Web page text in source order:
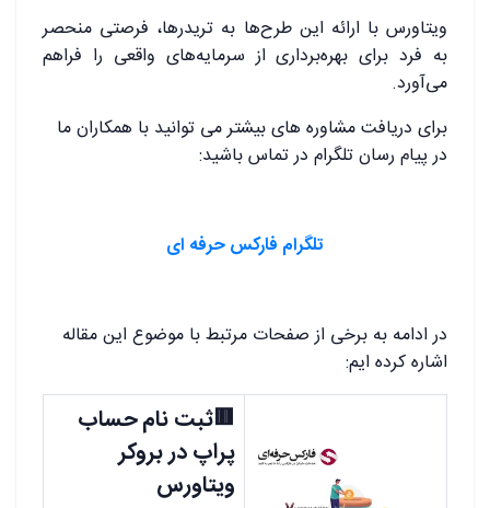
ویتاورس با ارائه این طرح‌ها به تریدرها، فرصتی منحصر
به فرد برای بهره‌برداری از سرمایه‌های واقعی را فراهم
می‌آورد.
برای دریافت مشاوره های بیشتر می توانید با همکاران ما
در پیام رسان تلگرام در تماس باشید:
تلگرام فارکس حرفه ای
در ادامه به برخی از صفحات مرتبط با موضوع این مقاله
اشاره کرده ایم:
🟥ثبت نام حساب
پراپ در بروکر
ویتاورس